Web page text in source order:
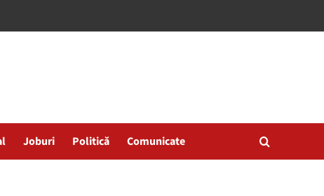
Joburi Politică Comunicate